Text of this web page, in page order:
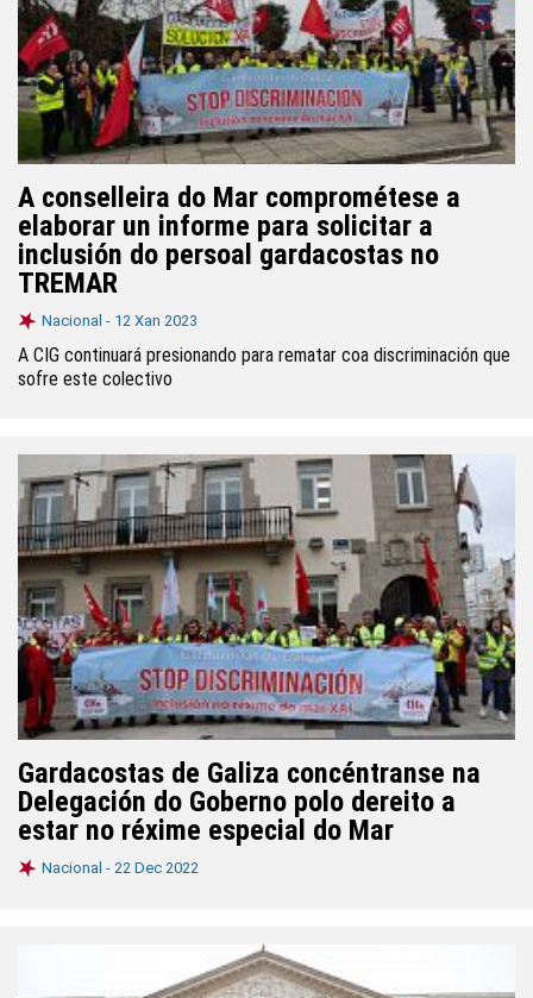
A conselleira do Mar comprométese a
elaborar un informe para solicitar a
inclusión do persoal gardacostas no
TREMAR
Nacional - 12 Xan 2023
A CIG continuará presionando para rematar coa discriminación que
sofre este colectivo
Gardacostas de Galiza concéntranse na
Delegación do Goberno polo dereito a
estar no réxime especial do Mar
Nacional - 22 Dec 2022